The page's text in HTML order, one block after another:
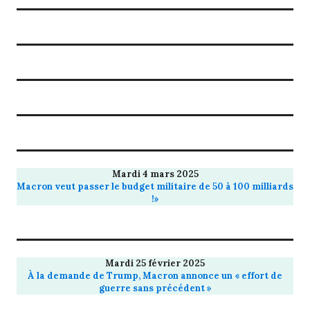
Mardi 4 mars 2025
Macron veut passer le budget militaire de 50 à 100 milliards
!»
Mardi 25 février 2025
À la demande de Trump, Macron annonce un « effort de
guerre sans précédent »